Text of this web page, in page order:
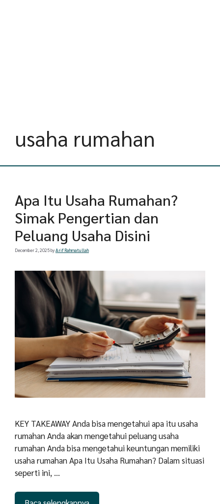
usaha rumahan
Apa Itu Usaha Rumahan?
Simak Pengertian dan
Peluang Usaha Disini
December 2, 2025byArif Rahmatullah
KEY TAKEAWAY Anda bisa mengetahui apa itu usaha
rumahan Anda akan mengetahui peluang usaha
rumahan Anda bisa mengetahui keuntungan memiliki
usaha rumahan Apa Itu Usaha Rumahan? Dalam situasi
seperti ini, …